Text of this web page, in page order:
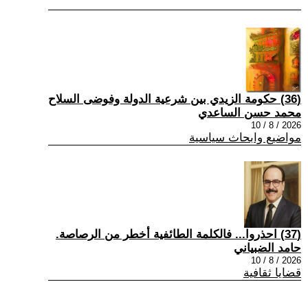
(36) حكومة الزيدي بين شرعية الدولة وفوضى السلاح
محمد حسن الساعدي
2026 / 8 / 10
مواضيع وابحاث سياسية
(37) احذروا... فالكلمة الطائفية أخطر من الرصاصة.
حامد الضبياني
2026 / 8 / 10
قضايا ثقافية